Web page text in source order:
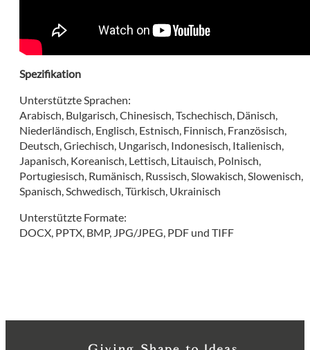
Spezifikation
Unterstützte Sprachen:
Arabisch, Bulgarisch, Chinesisch, Tschechisch, Dänisch,
Niederländisch, Englisch, Estnisch, Finnisch, Französisch,
Deutsch, Griechisch, Ungarisch, Indonesisch, Italienisch,
Japanisch, Koreanisch, Lettisch, Litauisch, Polnisch,
Portugiesisch, Rumänisch, Russisch, Slowakisch, Slowenisch,
Spanisch, Schwedisch, Türkisch, Ukrainisch
Unterstützte Formate:
DOCX, PPTX, BMP, JPG/JPEG, PDF und TIFF